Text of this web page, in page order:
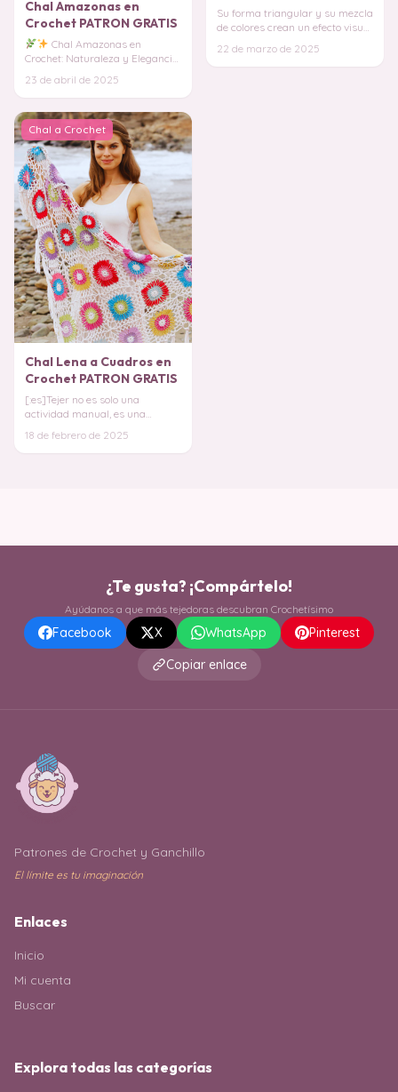
Chal Amazonas en
Crochet PATRON GRATIS
Chal Amazonas en
Crochet: Naturaleza y Elegancia
envolver por la belleza y
23 de abril de 2025
Su forma triangular y su mezcla
de colores crean un efecto visual
desaper
22 de marzo de 2025
Chal a Crochet
Chal Lena a Cuadros en
Crochet PATRON GRATIS
[:es]Tejer no es solo una
actividad manual, es una
permite relajarte,
18 de febrero de 2025
¿Te gusta? ¡Compártelo!
Ayúdanos a que más tejedoras descubran Crochetísimo
Facebook X WhatsApp
Pinterest
Copiar enlace
Patrones de Crochet y Ganchillo
El límite es tu imaginación
Enlaces
Inicio
Mi cuenta
Buscar
Explora todas las categorías